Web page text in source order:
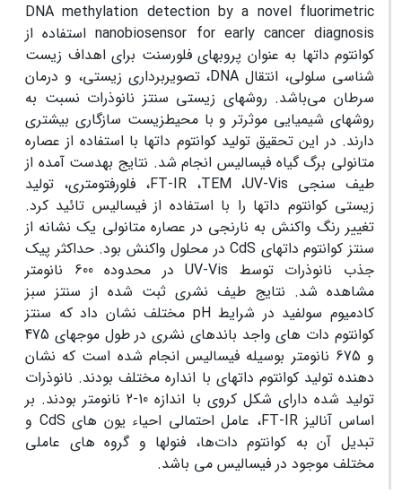
DNA methylation detection by a novel fluorimetric
nanobiosensor for early cancer diagnosis استفاده از
کوانتوم دات­ها به عنوان پروب­های فلورسنت برای اهداف زیست
شناسی سلولی، انتقال DNA، تصویربرداری زیستی، و درمان
سرطان میباشد. روش­های زیستی سنتز نانوذرات نسبت به
روش­های شیمیایی موثرتر و با محیط­زیست سازگاری بیشتری
دارند. در این تحقیق تولید کوانتوم دات­ها با استفاده از عصاره
متانولی برگ گیاه فیسالیس انجام شد. نتایج به­دست آمده از
طیف سنجی UV-Vis،TEM،FT-IR،فلورفتومتری، تولید
زیستی کوانتوم دات­ها را با استفاده از فیسالیس تائید کرد.
تغییر رنگ واکنش به نارنجی در عصاره متانولی یک نشانه از
سنتز کوانتوم دات­های CdSدر محلول واکنش بود. حداکثر پیک
جذب نانوذرات توسط UV-Vis
در محدوده 600 نانومتر
مشاهده شد. نتایج طیف نشری ثبت شده از سنتز سبز
کادمیوم سولفید در شرایطpH مختلف نشان داد که سنتز
کوانتوم دات های واجد باندهای نشری در طول موج­های 475
و 675 نانومتر بوسیله فیسالیس انجام شده است که نشان
دهنده تولید کوانتوم دات­های با انداره مختلف بودند. نانو­ذرات
تولید شده دارای شکل کروی با اندازه 10-2 نانومتر بودند. بر
اساس آنالیزFT-IR، عامل احتمالی احیاء یون های CdS و
تبدیل آن به کوانتوم داتها، فنول­ها و گروه های عاملی
مختلف موجود در فیسالیس می باشد.